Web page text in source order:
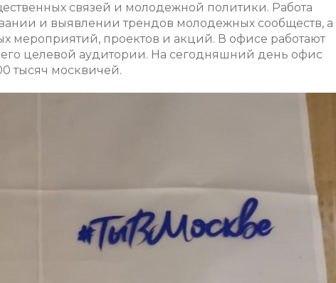
связей и молодежной политики. Работа
и выявлении трендов молодежных сообществ, а
мероприятий, проектов и акций. В офисе работают
целевой аудитории. На сегодняшний день офис
тысяч москвичей.